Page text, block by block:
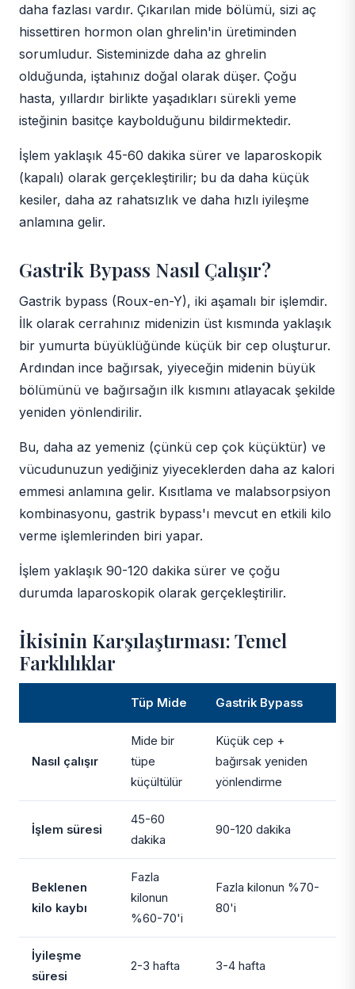
daha fazlası vardır. Çıkarılan mide bölümü, sizi aç
hissettiren hormon olan ghrelin'in üretiminden
sorumludur. Sisteminizde daha az ghrelin
olduğunda, iştahınız doğal olarak düşer. Çoğu
hasta, yıllardır birlikte yaşadıkları sürekli yeme
isteğinin basitçe kaybolduğunu bildirmektedir.
İşlem yaklaşık 45-60 dakika sürer ve laparoskopik
(kapalı) olarak gerçekleştirilir; bu da daha küçük
kesiler, daha az rahatsızlık ve daha hızlı iyileşme
anlamına gelir.
Gastrik Bypass Nasıl Çalışır?
Gastrik bypass (Roux-en-Y), iki aşamalı bir işlemdir.
İlk olarak cerrahınız midenizin üst kısmında yaklaşık
bir yumurta büyüklüğünde küçük bir cep oluşturur.
Ardından ince bağırsak, yiyeceğin midenin büyük
bölümünü ve bağırsağın ilk kısmını atlayacak şekilde
yeniden yönlendirilir.
Bu, daha az yemeniz (çünkü cep çok küçüktür) ve
vücudunuzun yediğiniz yiyeceklerden daha az kalori
emmesi anlamına gelir. Kısıtlama ve malabsorpsiyon
kombinasyonu, gastrik bypass'ı mevcut en etkili kilo
verme işlemlerinden biri yapar.
İşlem yaklaşık 90-120 dakika sürer ve çoğu
durumda laparoskopik olarak gerçekleştirilir.
İkisinin Karşılaştırması: Temel
Farklılıklar
Tüp Mide Gastrik Bypass
Nasıl çalışır
Mide bir
tüpe
küçültülür
Küçük cep +
bağırsak yeniden
yönlendirme
İşlem süresi
45-60
dakika
90-120 dakika
Beklenen
kilo kaybı
Fazla
kilonun
%60-70'i
Fazla kilonun %70-
80'i
İyileşme
süresi
2-3 hafta 3-4 hafta